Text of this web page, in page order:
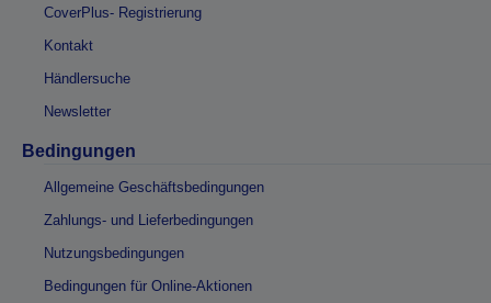
CoverPlus- Registrierung
Kontakt
Händlersuche
Newsletter
Bedingungen
Allgemeine Geschäftsbedingungen
Zahlungs- und Lieferbedingungen
Nutzungsbedingungen
Bedingungen für Online-Aktionen